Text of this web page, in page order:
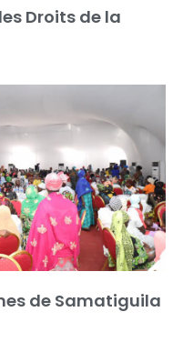
Droits de la
de Samatiguila